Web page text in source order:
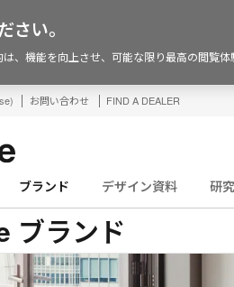
お問い合わせ FIND A DEALER
ブランド デザイン資料 研究
ブランド
さい。
、機能を向上させ、可能な限り最高の閲覧体